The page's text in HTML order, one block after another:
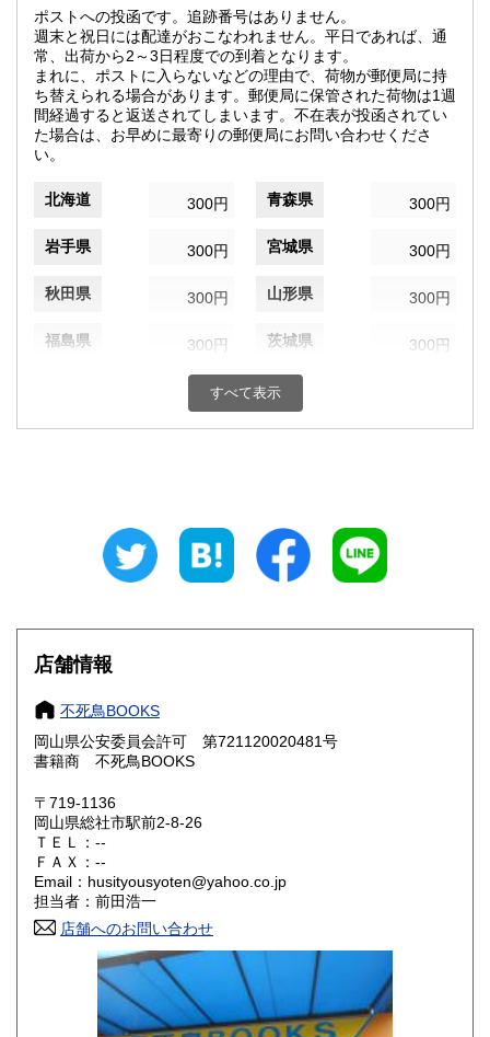
ポストへの投函です。追跡番号はありません。
週末と祝日には配達がおこなわれません。平日であれば、通
常、出荷から2～3日程度での到着となります。
まれに、ポストに入らないなどの理由で、荷物が郵便局に持
ち替えられる場合があります。郵便局に保管された荷物は1週
間経過すると返送されてしまいます。不在表が投函されてい
た場合は、お早めに最寄りの郵便局にお問い合わせくださ
い。
北海道 300円 青森県 300円
岩手県 300円 宮城県 300円
秋田県 300円 山形県 300円
福島県 300円 茨城県 300円
300円 群馬県
埼玉県 千葉県
300円 富山県
300円 福井県
300円 300円
岐阜県
愛知県
滋賀県 300円
大阪府 300円
奈良県
鳥取県
300円 広島県
300円 徳島県
すべて表示
店舗情報
不死鳥BOOKS
岡山県公安委員会許可 第721120020481号
書籍商 不死鳥BOOKS
〒719-1136
岡山県総社市駅前2-8-26
ＴＥＬ：--
ＦＡＸ：--
Email：husityousyoten@yahoo.co.jp
担当者：前田浩一
店舗へのお問い合わせ